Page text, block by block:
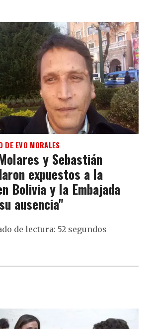
DE EVO MORALES
y Sebastián
expuestos a la
Bolivia y la Embajada
ausencia"
de lectura: 52 segundos